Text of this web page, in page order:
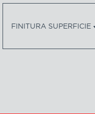
FINITURA SUPERFICIE